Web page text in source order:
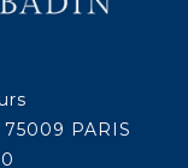
PARIS